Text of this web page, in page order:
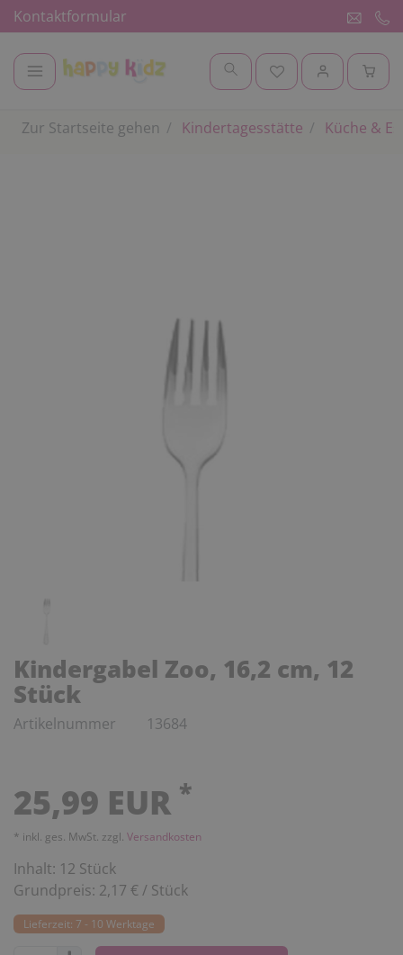
Kontaktformular
Zur Startseite gehen Kindertagesstätte Küche &
Kindergabel Zoo, 16,2 cm, 12
Stück
Artikelnummer 13684
25,99 EUR *
* inkl. ges. MwSt. zzgl. Versandkosten
Inhalt: 12 Stück
Grundpreis: 2,17 € / Stück
Lieferzeit: 7 - 10 Werktage